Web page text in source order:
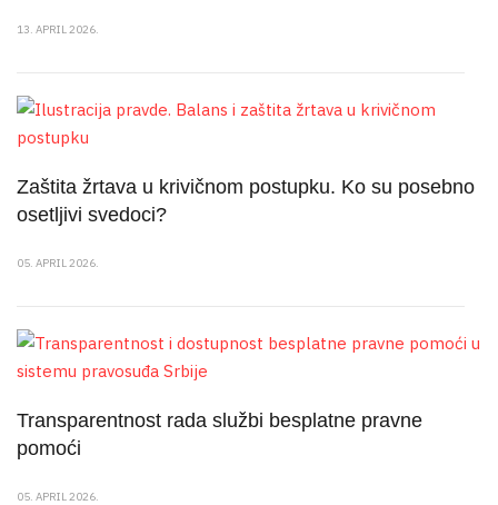
13. APRIL 2026.
Zaštita žrtava u krivičnom postupku. Ko su posebno
osetljivi svedoci?
05. APRIL 2026.
Transparentnost rada službi besplatne pravne
pomoći
05. APRIL 2026.